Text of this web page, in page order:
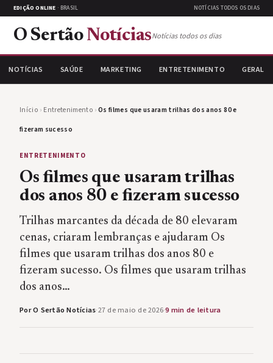
EDIÇÃO ONLINE · BRASIL NOTÍCIAS TODOS OS DIAS
O Sertão NotíciasNotícias todos os dias
NOTÍCIAS SAÚDE MARKETING ENTRETENIMENTO GERAL
Início › Entretenimento ›Os filmes que usaram trilhas dos anos 80 e
fizeram sucesso
ENTRETENIMENTO
Os filmes que usaram trilhas
dos anos 80 e fizeram sucesso
Trilhas marcantes da década de 80 elevaram
cenas, criaram lembranças e ajudaram Os
filmes que usaram trilhas dos anos 80 e
fizeram sucesso. Os filmes que usaram trilhas
dos anos…
Por O Sertão Notícias·27 de maio de 2026·9 min de leitura